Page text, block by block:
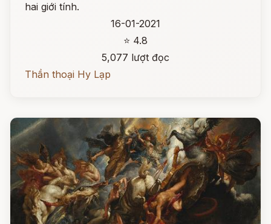
hai giới tính.
16-01-2021
⭐ 4.8
5,077 lượt đọc
Thần thoại Hy Lạp